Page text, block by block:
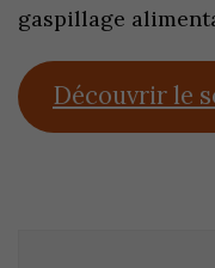
gaspillage
Découvrir le